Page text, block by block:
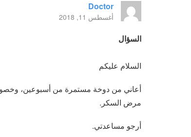
Doctor
أغسطس 11, 2018
السؤال
السلام عليكم
أعاني من دوخة مستمرة من أسبوعين،
مرض السكر.
أرجو مساعدتي.